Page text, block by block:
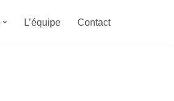
L’équipe Contact